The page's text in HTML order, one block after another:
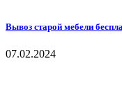
Вывоз старой мебели
07.02.2024